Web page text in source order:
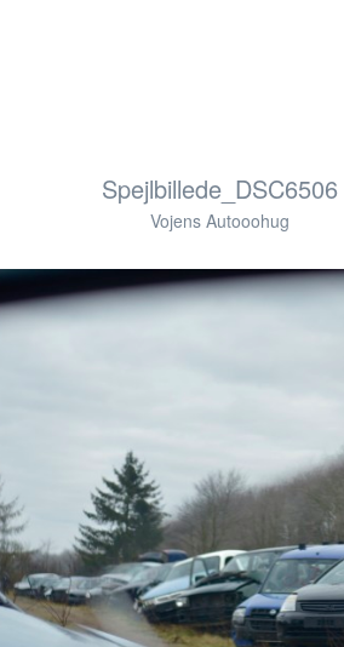
Spejlbillede_DSC6506
Vojens Autooohug